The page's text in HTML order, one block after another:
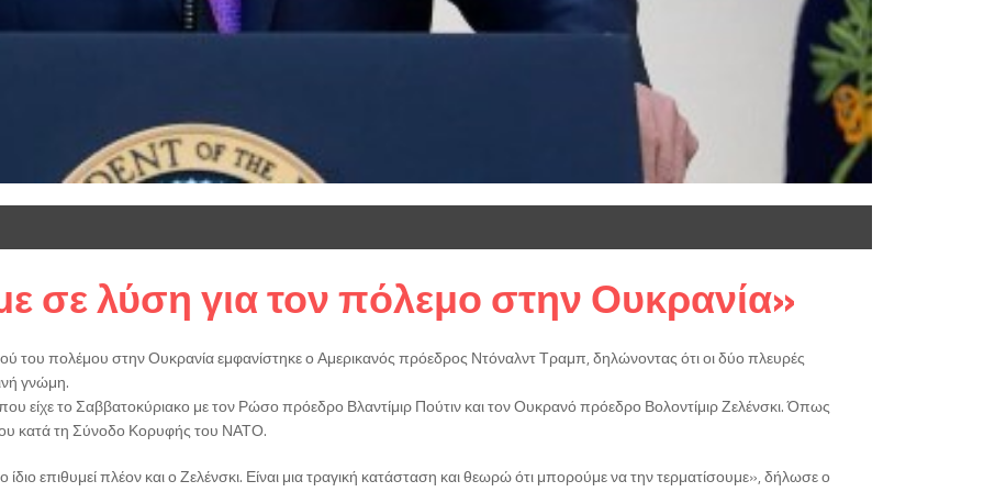
σε λύση για τον πόλεμο στην Ουκρανία»
του πολέμου στην Ουκρανία εμφανίστηκε ο Αμερικανός πρόεδρος Ντόναλντ Τραμπ, δηλώνοντας ότι οι δύο πλευρές
γνώμη.
που είχε το Σαββατοκύριακο με τον Ρώσο πρόεδρο Βλαντίμιρ Πούτιν και τον Ουκρανό πρόεδρο Βολοντίμιρ Ζελένσκι. Όπως
κατά τη Σύνοδο Κορυφής του ΝΑΤΟ.
ίδιο επιθυμεί πλέον και ο Ζελένσκι. Είναι μια τραγική κατάσταση και θεωρώ ότι μπορούμε να την τερματίσουμε», δήλωσε ο